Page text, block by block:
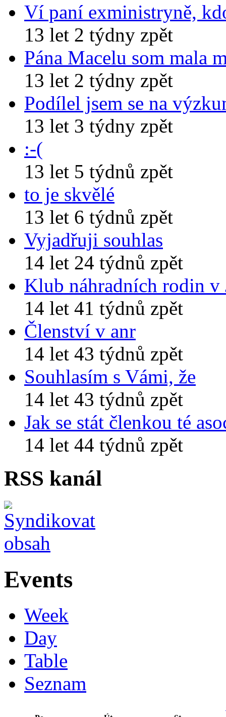
Ví paní exministryně,
13 let 2 týdny zpět
Pána Macelu som mala
13 let 2 týdny zpět
Podílel jsem se na
13 let 3 týdny zpět
:-(
13 let 5 týdnů zpět
to je skvělé
13 let 6 týdnů zpět
Vyjadřuji souhlas
14 let 24 týdnů zpět
Klub náhradních rodin v
14 let 41 týdnů zpět
Členství v anr
14 let 43 týdnů zpět
Souhlasím s Vámi, že
14 let 43 týdnů zpět
Jak se stát členkou té
14 let 44 týdnů zpět
RSS kanál
Events
Week
Day
Table
Seznam